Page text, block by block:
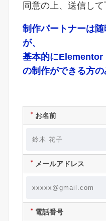
同意の上、送信して
制作パートナーは
が、
基本的にElementor
の制作ができる方の
＊ お名前
＊ メールアドレス
＊ 電話番号